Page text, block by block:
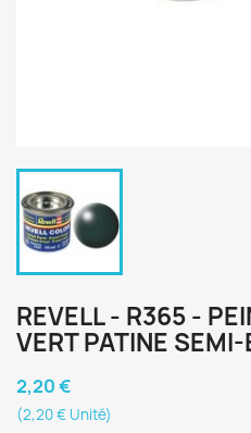
REVELL - R365 -
VERT PATINE
2,20 €
(2,20 € Unité)